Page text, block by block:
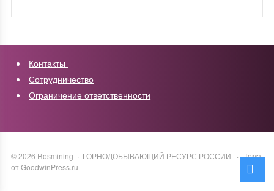
Контакты
Сотрудничество
Ограничение ответственности
©2026 Rosmining · ГОРНОДОБЫВАЮЩИЙ РЕСУРС РОССИИ ·Тема
от GoodwinPress.ru